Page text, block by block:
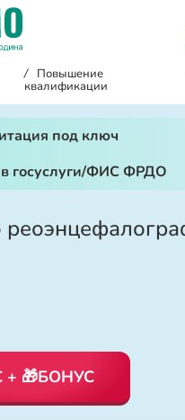
/ Повышение
квалификации
под ключ
госуслуги/ФИС ФРДО
+ 🎁БОНУС